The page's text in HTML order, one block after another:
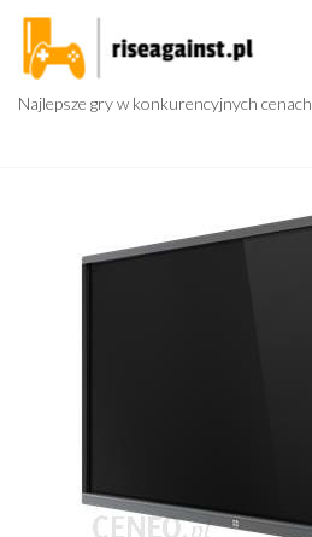
Przejdź
treści
Najlepsze gry w konkurencyjnych cenach